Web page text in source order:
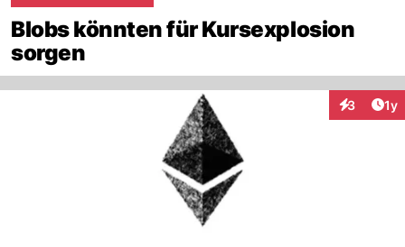
Blobs könnten für Kursexplosion
sorgen
3 1y